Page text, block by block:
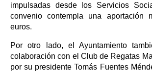
impulsadas desde los Servicios
convenio contempla una aportación
euros.
Por otro lado, el Ayuntamiento
colaboración con el Club de Regatas
por su presidente Tomás Fuentes